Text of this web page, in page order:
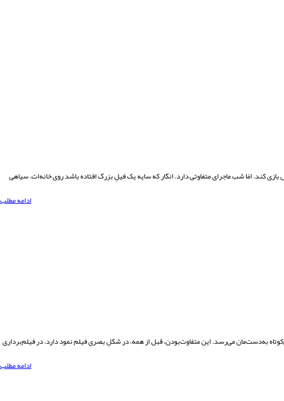
کند. امّا شب ماجرای متفاوتی دارد. انگار که سایه یک فیلِ بزرگ افتاده ‌باشد روی خانه‌ات. سیاهی
ادامه مطلب
به‌دست‌مان می‌رسد. این متفاوت‌بودن، قبل از همه، در شکلِ بصریِ فیلم نمود دارد. در فیلم‌برداری
ادامه مطلب